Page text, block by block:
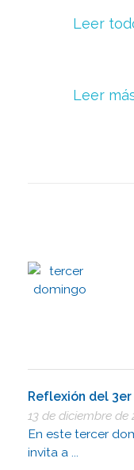
Leer
Leer
Reflexión del
13 de diciembre de
En este tercer
invita a ...